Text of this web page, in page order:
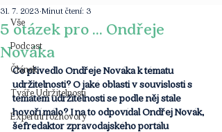
Vše
Podcast
Článek
Tváře Udržitelnosti
Expertní rozhovory
5 otázek pro ... Ondřeje
Nováka
31. 7. 2023 Minut čtení: 3
Co přivedlo Ondřeje Nováka k tématu
udržitelnosti? O jaké oblasti v souvislosti s
tématem udržitelnosti se podle něj stále
hovoří málo? I na to odpovídal Ondřej Novák,
šéfredaktor zpravodajského portálu